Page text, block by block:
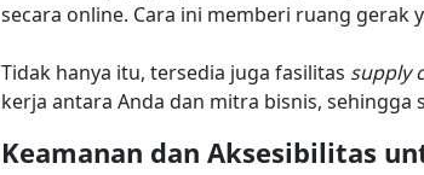
secara online. Cara ini memberi ruang gerak
Tidak hanya itu, tersedia juga fasilitas supply
kerja antara Anda dan mitra bisnis,
Keamanan dan Aksesibilitas